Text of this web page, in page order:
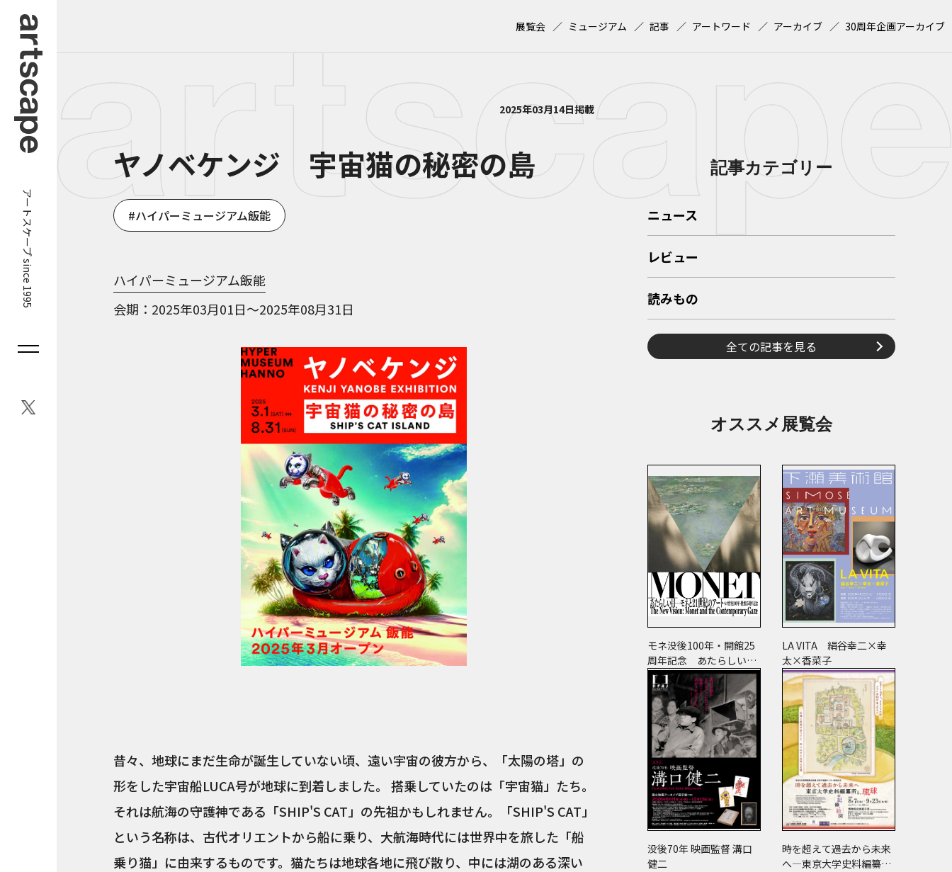
アートスケープ since 1995
展覧会 ミュージアム 記事 アートワード アーカイブ 30周年企画アーカイブ
2025年03月14日掲載
ヤノベケンジ 宇宙猫の秘密の島
ハイパーミュージアム飯能
ハイパーミュージアム飯能
会期
2025年03月01日～2025年08月31日
昔々、地球にまだ生命が誕生していない頃、遠い宇宙の彼方から、「太陽の塔」の
形をした宇宙船LUCA号が地球に到着しました。 搭乗していたのは「宇宙猫」たち。
それは航海の守護神である「SHIP'S CAT」の先祖かもしれません。「SHIP'S CAT」
という名称は、古代オリエントから船に乗り、大航海時代には世界中を旅した「船
乗り猫」に由来するものです。猫たちは地球各地に飛び散り、中には湖のある深い
記事カテゴリー
ニュース
レビュー
読みもの
全ての記事を見る
オススメ展覧会
モネ没後100年・開館25
周年記念 あたらしい目
― モネと21世紀のアート
LA VITA 絹谷幸二×幸
太×香菜子
没後70年 映画監督 溝口
健二
時を超えて過去から未来
へ―東京大学史料編纂所